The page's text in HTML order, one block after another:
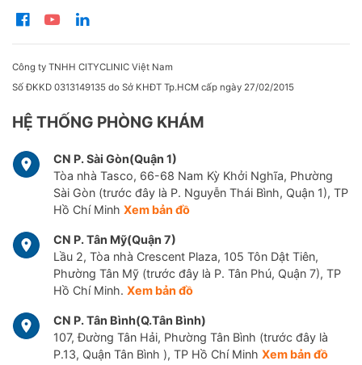
Công ty TNHH CITYCLINIC Việt Nam
Số ĐKKD 0313149135 do Sở KHĐT Tp.HCM cấp ngày 27/02/2015
HỆ THỐNG PHÒNG KHÁM
CN P. Sài Gòn(Quận 1)
Tòa nhà Tasco, 66-68 Nam Kỳ Khởi Nghĩa, Phường
Sài Gòn (trước đây là P. Nguyễn Thái Bình, Quận 1), TP
Hồ Chí Minh Xem bản đồ
CN P. Tân Mỹ(Quận 7)
Lầu 2, Tòa nhà Crescent Plaza, 105 Tôn Dật Tiên,
Phường Tân Mỹ (trước đây là P. Tân Phú, Quận 7), TP
Hồ Chí Minh. Xem bản đồ
CN P. Tân Bình(Q.Tân Bình)
107, Đường Tân Hải, Phường Tân Bình (trước đây là
P.13, Quận Tân Bình ), TP Hồ Chí Minh Xem bản đồ